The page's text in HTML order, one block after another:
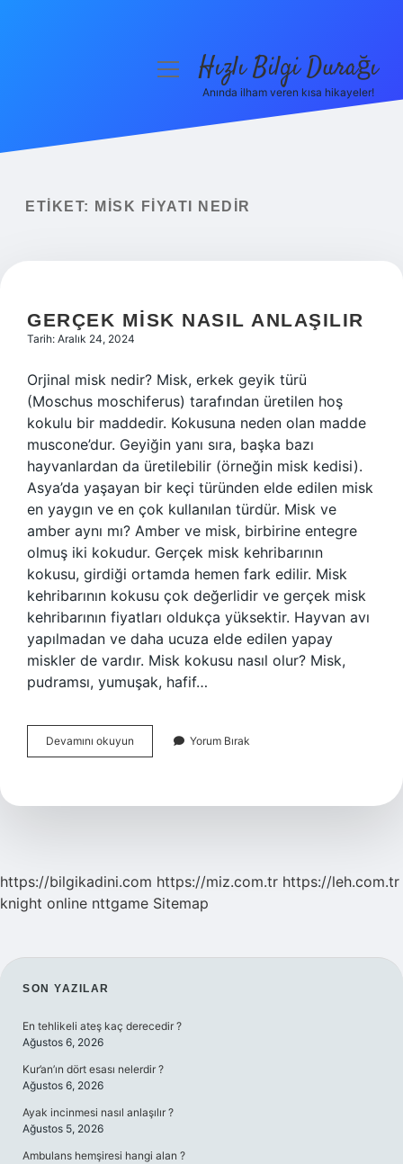
Yasal Uyarı
menüyüHızlı Bilgi Durağı
Anında ilham veren kısa hikayeler!
ETIKET: MISK FIYATI NEDIR
GERÇEK MISK NASIL ANLAŞILIR
Tarih: Aralık 24, 2024
Orjinal misk nedir? Misk, erkek geyik türü
(Moschus moschiferus) tarafından üretilen hoş
kokulu bir maddedir. Kokusuna neden olan madde
muscone’dur. Geyiğin yanı sıra, başka bazı
hayvanlardan da üretilebilir (örneğin misk kedisi).
Asya’da yaşayan bir keçi türünden elde edilen misk
en yaygın ve en çok kullanılan türdür. Misk ve
amber aynı mı? Amber ve misk, birbirine entegre
olmuş iki kokudur. Gerçek misk kehribarının
kokusu, girdiği ortamda hemen fark edilir. Misk
kehribarının kokusu çok değerlidir ve gerçek misk
kehribarının fiyatları oldukça yüksektir. Hayvan avı
yapılmadan ve daha ucuza elde edilen yapay
miskler de vardır. Misk kokusu nasıl olur? Misk,
pudramsı, yumuşak, hafif…
Devamını okuyun
Misk
Yorum Bırak
https://bilgikadini.com https://miz.com.tr https://leh.com.tr
knight online nttgame Sitemap
SIDEBAR
SON YAZILAR
En tehlikeli ateş kaç derecedir ?
Ağustos 6, 2026
Kur’an’ın dört esası nelerdir ?
Ağustos 6, 2026
Ayak incinmesi nasıl anlaşılır ?
Ağustos 5, 2026
Ambulans hemşiresi hangi alan ?